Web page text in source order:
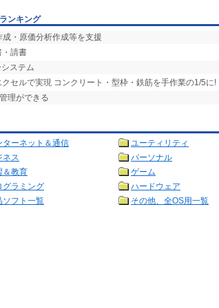
ンキング
・原価分析作成等を支援
・請書
ステム
セルで実現 コンクリート・型枠・鉄筋を手作業の1/5に!
理ができる
ターネット＆通信
ユーティリティ
ネス
パーソナル
＆教育
ゲーム
グラミング
ハードウェア
ソフト一覧 その他、全OS用一覧